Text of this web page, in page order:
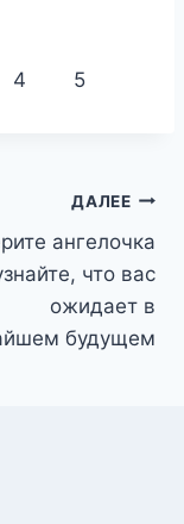
4 5
ДАЛЕЕ
ангелочка
что вас
ожидает в
будущем